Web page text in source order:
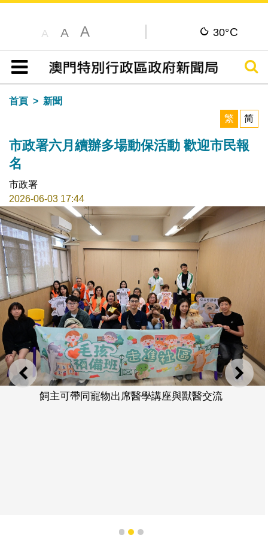
A A A 30°C
目錄
搜尋
首頁
新聞
繁
简
市政署六月續辦多場動保活動 歡迎市民報
名
市政署
2026-06-03 17:44
上一則 下一
飼主可帶同寵物出席醫學講座與獸醫交流
1 2 3